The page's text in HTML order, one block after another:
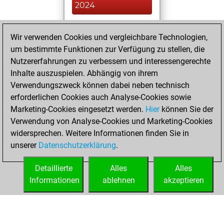
2024
You won
against Fritz
Fritz
You created
your Fritz account
Freitag, Mai 3,
2024
You played 278
blitz games
Play
You scored +87
=1 -190 in blitz
Wir verwenden Cookies und vergleichbare Technologien,
um bestimmte Funktionen zur Verfügung zu stellen, die
Nutzererfahrungen zu verbessern und interessengerechte
Inhalte auszuspielen. Abhängig von ihrem
Verwendungszweck können dabei neben technisch
erforderlichen Cookies auch Analyse-Cookies sowie
Marketing-Cookies eingesetzt werden. Hierkönnen Sie der
Verwendung von Analyse-Cookies und Marketing-Cookies
widersprechen. Weitere Informationen finden Sie in
unserer Datenschutzerklärung.
Alles
akzeptieren
Alles
ablehnen
Detaillierte
Informationen